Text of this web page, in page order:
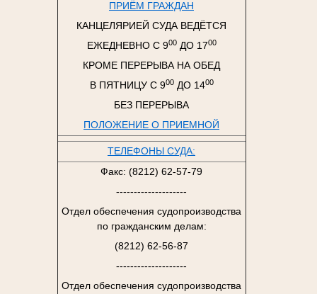
ПРИЁМ ГРАЖДАН
КАНЦЕЛЯРИЕЙ СУДА ВЕДЁТСЯ
ЕЖЕДНЕВНО С 900ДО 1700
КРОМЕ ПЕРЕРЫВА НА ОБЕД
В ПЯТНИЦУ С 900ДО 1400
БЕЗ ПЕРЕРЫВА
ПОЛОЖЕНИЕ О ПРИЕМНОЙ
ТЕЛЕФОНЫ СУДА:
Факс: (8212) 62-57-79
--------------------
Отдел обеспечения судопроизводства
по гражданским делам:
(8212) 62-56-87
--------------------
Отдел обеспечения судопроизводства